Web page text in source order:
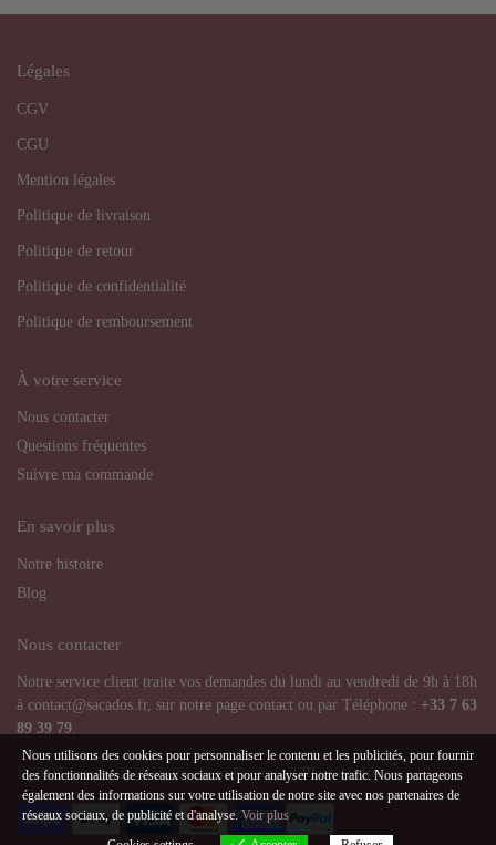
Légales
CGV
CGU
Mention légales
Politique de livraison
Politique de retour
Politique de confidentialité
Politique de remboursement
À votre service
Nous contacter
Questions fréquentes
Suivre ma commande
En savoir plus
Notre histoire
Blog
Nous contacter
Notre service client traite vos demandes du lundi au vendredi de 9h à 18h
à contact@sacados.fr, sur notre page contact ou par Téléphone : +33 7 63
89 39 79.
© 2025 sacados.fr | Service client Français |Plan de site
Nous utilisons des cookies pour personnaliser le contenu et les publicités, pour fournir
des fonctionnalités de réseaux sociaux et pour analyser notre trafic. Nous partageons
également des informations sur votre utilisation de notre site avec nos partenaires de
réseaux sociaux, de publicité et d'analyse.Voir plus